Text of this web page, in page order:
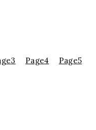
3 Page4 Page5